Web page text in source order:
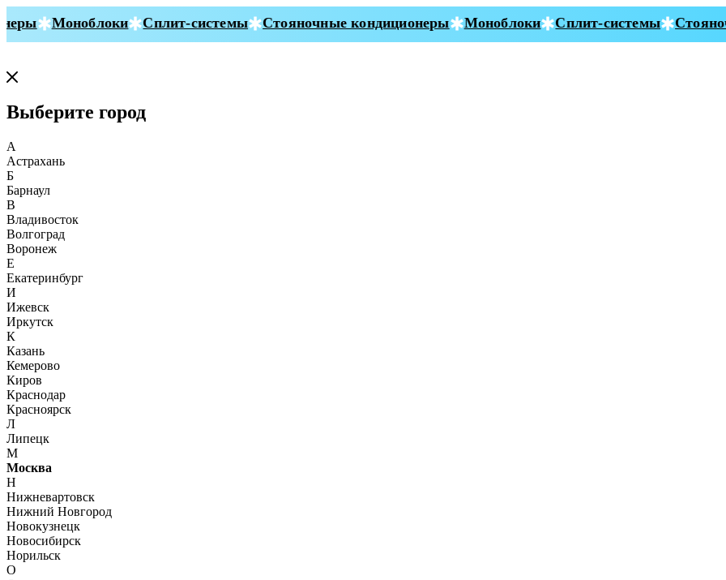
Моноблоки Сплит-системы Стояночные кондиционеры Моноблоки Сплит-системы
Выберите город
А
Астрахань
Б
Барнаул
В
Владивосток
Волгоград
Воронеж
Е
Екатеринбург
И
Ижевск
Иркутск
К
Казань
Кемерово
Киров
Краснодар
Красноярск
Л
Липецк
М
Москва
Н
Нижневартовск
Нижний Новгород
Новокузнецк
Новосибирск
Норильск
О